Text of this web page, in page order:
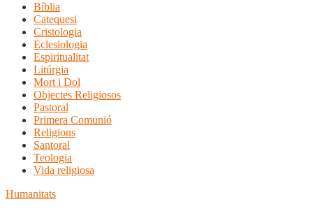
Bíblia
Catequesi
Cristologia
Eclesiologia
Espiritualitat
Litúrgia
Mort i Dol
Objectes Religiosos
Pastoral
Primera Comunió
Religions
Santoral
Teologia
Vida religiosa
Humanitats